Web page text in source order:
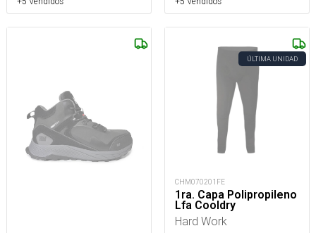
ÚLTIMA UNIDAD
CHM070201FE
1ra. Capa Polipropileno
Lfa Cooldry
Hard Work